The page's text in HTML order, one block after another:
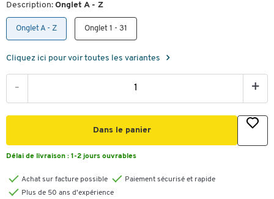
Description: Onglet A - Z
Onglet A - Z Onglet 1 - 31
Cliquez ici pour voir toutes les variantes
- +
Dans le panier
Délai de livraison : 1-2 jours ouvrables
Achat sur facture possible
Paiement sécurisé et rapide
Plus de 50 ans d'expérience